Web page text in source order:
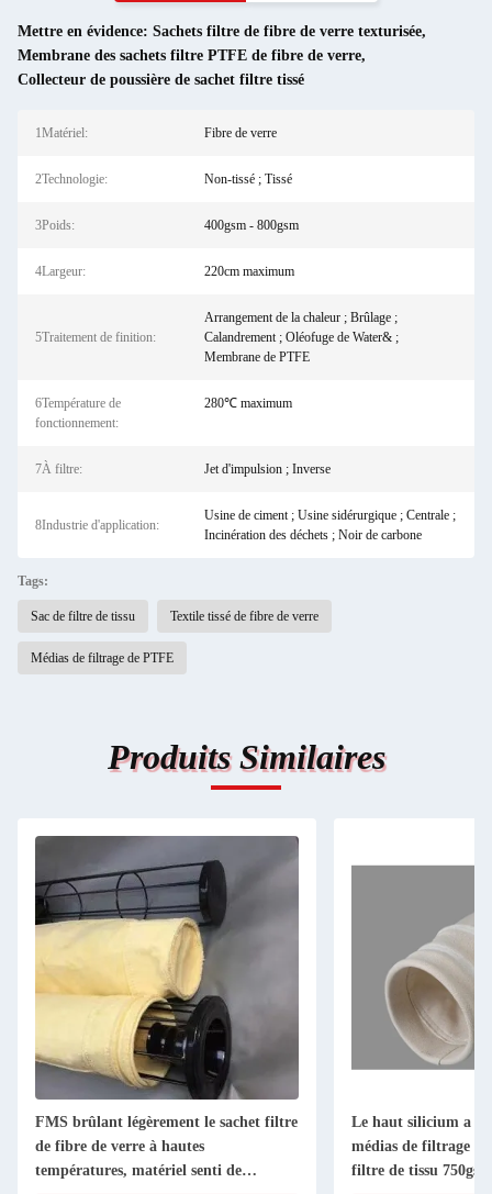
Mettre en évidence: Sachets filtre de fibre de verre texturisée,
Membrane des sachets filtre PTFE de fibre de verre,
Collecteur de poussière de sachet filtre tissé
1Matériel: Fibre de verre
2Technologie: Non-tissé ; Tissé
3Poids: 400gsm - 800gsm
4Largeur: 220cm maximum
5Traitement de finition:
Arrangement de la chaleur ; Brûlage ;
Calandrement ; Oléofuge de Water& ;
Membrane de PTFE
6Température de
fonctionnement:
280℃ maximum
7À filtre: Jet d'impulsion ; Inverse
8Industrie d'application:
Usine de ciment ; Usine sidérurgique ; Centrale ;
Incinération des déchets ; Noir de carbone
Tags:
Sac de filtre de tissu Textile tissé de fibre de verre
Médias de filtrage de PTFE
Produits Similaires
FMS brûlant légèrement le sachet filtre
de fibre de verre à hautes
températures, matériel senti de
Le haut silicium a
médias de filtrage
filtre de tissu 750gsm